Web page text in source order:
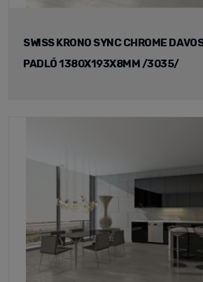
SWISS KRONO SYNC CHROME
PADLÓ 1380X193X8MM /3035/